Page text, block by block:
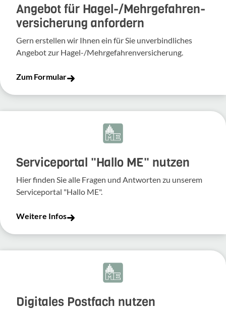
Angebot für Hagel-­/Mehrgefahren­
versicherung anfordern
Gern erstellen wir Ihnen ein für Sie unverbindliches
Angebot zur Hagel-/Mehrgefahrenversicherung.
Zum Formular
Serviceportal "Hallo ME" nutzen
Hier finden Sie alle Fragen und Antworten zu unserem
Serviceportal "Hallo ME".
Weitere Infos
Digitales Postfach nutzen